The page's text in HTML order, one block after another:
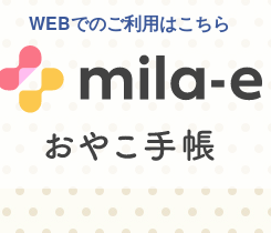
WEBでのご利用はこちら